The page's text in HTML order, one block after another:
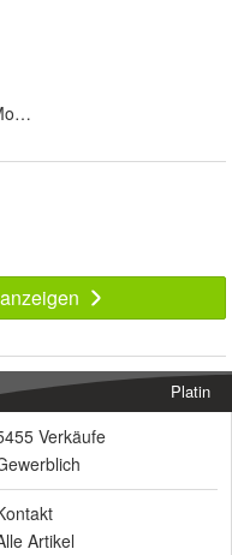
Nr.4
Platin
Verkäufe
Artikel